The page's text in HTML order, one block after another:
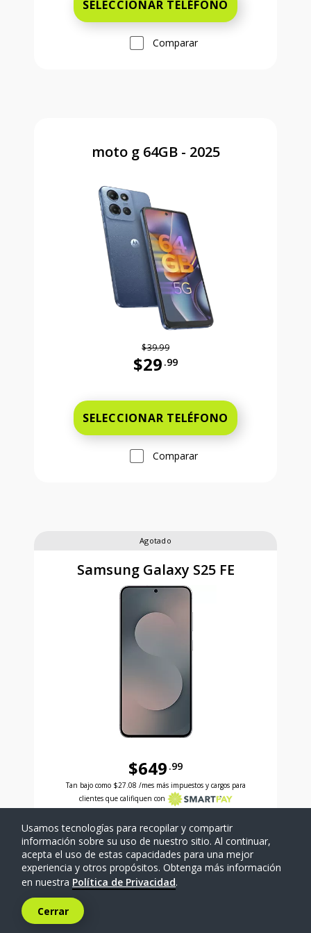
SELECCIONAR TELÉFONO
Comparar
moto g 64GB - 2025
$39.99
$29 .99
SELECCIONAR TELÉFONO
Comparar
Agotado
Samsung Galaxy S25 FE
$649 .99
Antes el precio era 649 dollars and 99 cents
Tan bajo como $27.08 /mes más impuestos y cargos para
clientes que califiquen con
SELECCIONAR TELÉFONO
Comparar
Usamos tecnologías para recopilar y compartir
información sobre su uso de nuestro sitio. Al continuar,
acepta el uso de estas capacidades para una mejor
experiencia y otros propósitos. Obtenga más información
en nuestra Política de Privacidad.
Cerrar